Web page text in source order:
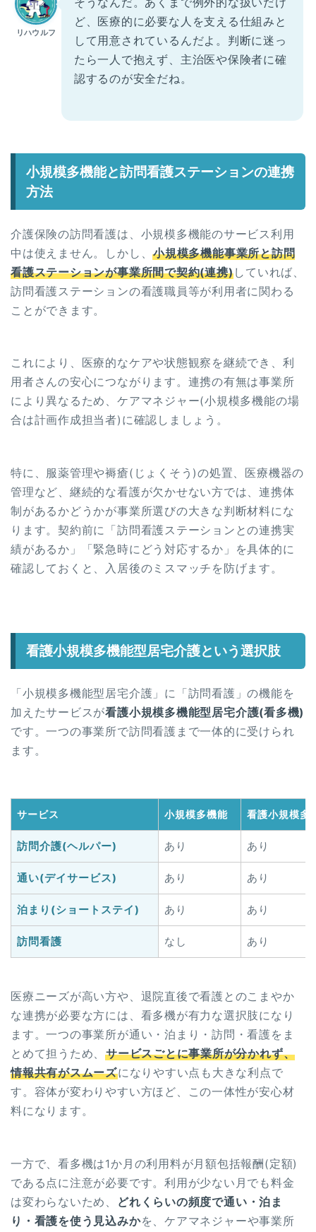
リハウルフ
ど、医療的に必要な人を支える仕組みと
して用意されているんだよ。判断に迷っ
たら一人で抱えず、主治医や保険者に確
認するのが安全だね。
小規模多機能と訪問看護ステーションの連携
方法
介護保険の訪問看護は、小規模多機能のサービス利用
中は使えません。しかし、小規模多機能事業所と訪問
看護ステーションが事業所間で契約(連携)していれば、
訪問看護ステーションの看護職員等が利用者に関わる
ことができます。
これにより、医療的なケアや状態観察を継続でき、利
用者さんの安心につながります。連携の有無は事業所
により異なるため、ケアマネジャー(小規模多機能の場
合は計画作成担当者)に確認しましょう。
特に、服薬管理や褥瘡(じょくそう)の処置、医療機器の
管理など、継続的な看護が欠かせない方では、連携体
制があるかどうかが事業所選びの大きな判断材料にな
ります。契約前に「訪問看護ステーションとの連携実
績があるか」「緊急時にどう対応するか」を具体的に
確認しておくと、入居後のミスマッチを防げます。
看護小規模多機能型居宅介護という選択肢
「小規模多機能型居宅介護」に「訪問看護」の機能を
加えたサービスが看護小規模多機能型居宅介護(看多機)
です。一つの事業所で訪問看護まで一体的に受けられ
ます。
サービス 小規模多機能 看護小規模多
訪問介護(ヘルパー) あり あり
通い(デイサービス) あり あり
泊まり(ショートステイ) あり あり
訪問看護 なし あり
医療ニーズが高い方や、退院直後で看護とのこまやか
な連携が必要な方には、看多機が有力な選択肢になり
ます。一つの事業所が通い・泊まり・訪問・看護をま
とめて担うため、サービスごとに事業所が分かれず、
情報共有がスムーズになりやすい点も大きな利点で
す。容体が変わりやすい方ほど、この一体性が安心材
料になります。
一方で、看多機は1か月の利用料が月額包括報酬(定額)
である点に注意が必要です。利用が少ない月でも料金
は変わらないため、
どれくらいの頻度で通い・泊ま
り・看護を使う見込みかを、ケアマネジャーや事業所